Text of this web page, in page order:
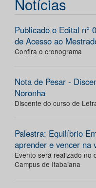
Publicado o Edital n°
de Acesso ao
Confira o cronograma
Nota de Pesar -
Noronha
Discente do curso de
Palestra: Equilíbrio
aprender e vencer na
Evento será realizado no
Campus de Itabaiana